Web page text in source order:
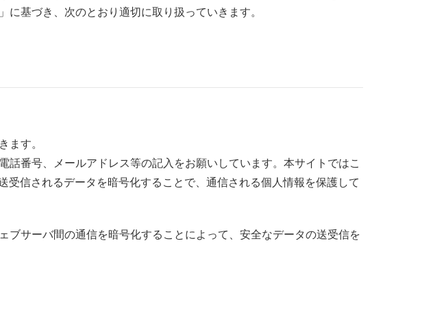
基づき、次のとおり適切に取り扱っていきます。
す。
番号、メールアドレス等の記入をお願いしています。本サイトではこ
信されるデータを暗号化することで、通信される個人情報を保護して
サーバ間の通信を暗号化することによって、安全なデータの送受信を